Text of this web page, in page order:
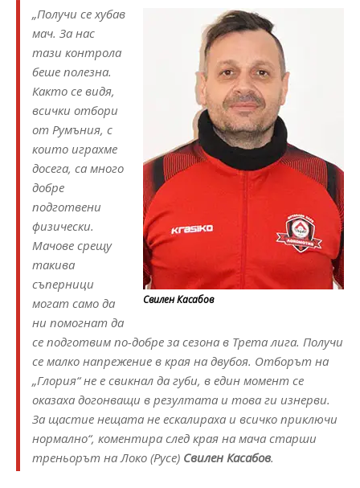
Свилен Касабов
„Получи се хубав
мач. За нас
тази контрола
беше полезна.
Както се видя,
всички отбори
от Румъния, с
които играхме
досега, са много
добре
подготвени
физически.
Мачове срещу
такива
съперници
могат само да
ни помогнат да
се подготвим по-добре за сезона в Трета лига. Получи
се малко напрежение в края на двубоя. Отборът на
„Глория“ не е свикнал да губи, в един момент се
оказаха догонващи в резултата и това ги изнерви.
За щастие нещата не ескалираха и всичко приключи
нормално“, коментира след края на мача старши
треньорът на Локо (Русе) Свилен Касабов.